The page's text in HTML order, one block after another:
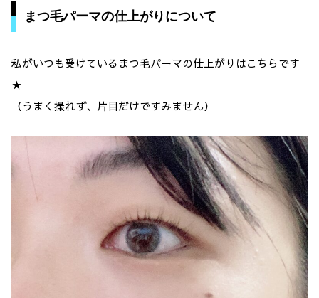
まつ毛パーマの仕上がりについて
私がいつも受けているまつ毛パーマの仕上がりはこちらです
★
（うまく撮れず、片目だけですみません）